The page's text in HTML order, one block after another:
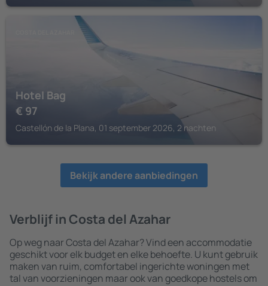
Hotel Bag
€ 97
Castellón de la Plana, 01 september 2026, 2 nachten
Bekijk andere aanbiedingen
Verblijf in Costa del Azahar
Op weg naar Costa del Azahar? Vind een accommodatie
geschikt voor elk budget en elke behoefte. U kunt gebruik
maken van ruim, comfortabel ingerichte woningen met
tal van voorzieningen maar ook van goedkope hostels om